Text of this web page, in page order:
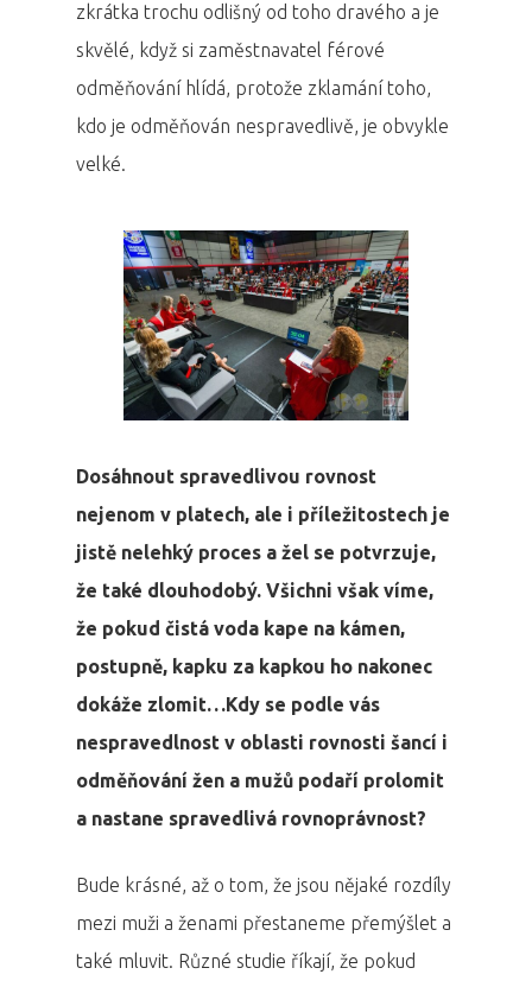
zkrátka trochu odlišný od toho dravého a je
skvělé, když si zaměstnavatel férové
odměňování hlídá, protože zklamání toho,
kdo je odměňován nespravedlivě, je obvykle
velké.
Dosáhnout spravedlivou rovnost
nejenom v platech, ale i příležitostech je
jistě nelehký proces a žel se potvrzuje,
že také dlouhodobý. Všichni však víme,
že pokud čistá voda kape na kámen,
postupně, kapku za kapkou ho nakonec
dokáže zlomit…Kdy se podle vás
nespravedlnost v oblasti rovnosti šancí i
odměňování žen a mužů podaří prolomit
a nastane spravedlivá rovnoprávnost?
Bude krásné, až o tom, že jsou nějaké rozdíly
mezi muži a ženami přestaneme přemýšlet a
také mluvit. Různé studie říkají, že pokud